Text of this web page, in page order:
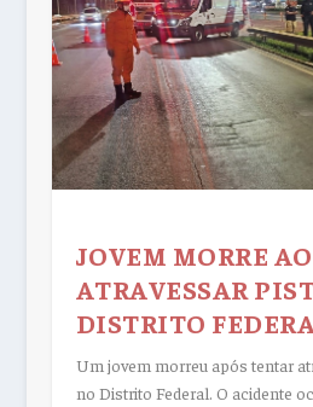
JOVEM MORRE
ATRAVESSAR
DISTRITO
Um jovem morreu após tentar
no Distrito Federal. O acidente